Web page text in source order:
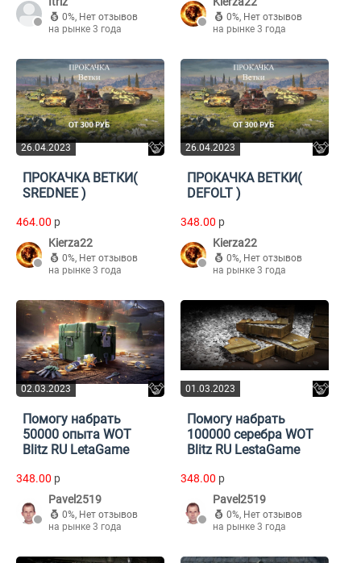
0%, Нет отзывов
на рынке 3 года
0%, Нет отзывов
на рынке 3 года
26.04.2023
ПРОКАЧКА ВЕТКИ(
SREDNEE )
464.00 p
Kierza22
0%, Нет отзывов
на рынке 3 года
26.04.2023
ПРОКАЧКА ВЕТКИ(
DEFOLT )
348.00 p
Kierza22
0%, Нет отзывов
на рынке 3 года
02.03.2023
Помогу набрать
50000 опыта WOT
Blitz RU LetaGame
348.00 p
Pavel2519
0%, Нет отзывов
на рынке 3 года
01.03.2023
Помогу набрать
100000 серебра WOT
Blitz RU LestaGame
348.00 p
Pavel2519
0%, Нет отзывов
на рынке 3 года